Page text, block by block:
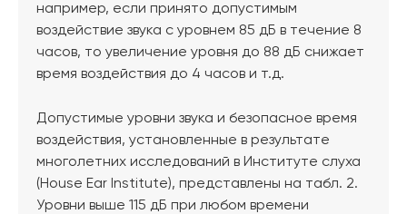
например, если принято допустимым
воздействие звука с уровнем 85 дБ в течение 8
часов, то увеличение уровня до 88 дБ снижает
время воздействия до 4 часов и т.д.
Допустимые уровни звука и безопасное время
воздействия, установленные в результате
многолетних исследований в Институте слуха
(House Ear Institute), представлены на табл. 2.
Уровни выше 115 дБ при любом времени